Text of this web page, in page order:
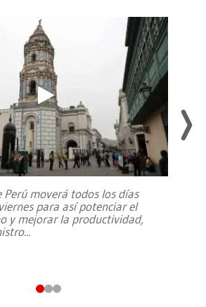
Perú moverá todos los días
para así potenciar el
y mejorar la productividad,
...